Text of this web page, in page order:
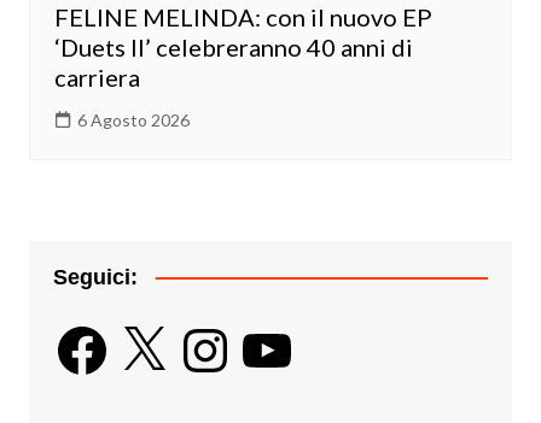
FELINE MELINDA: con il nuovo EP
‘Duets II’ celebreranno 40 anni di
carriera
6 Agosto 2026
Seguici:
Facebook
X InstagramYouTube